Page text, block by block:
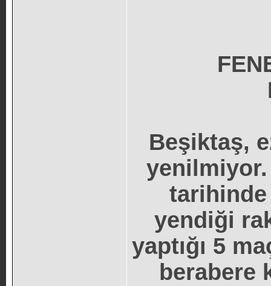
Beşiktaş,
yenilmiyor.
tarihinde
yendiği
yaptığı 5
berabere